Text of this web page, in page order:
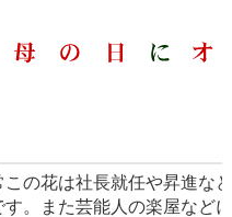
この花は社長就任や昇進な
す。また芸能人の楽屋など